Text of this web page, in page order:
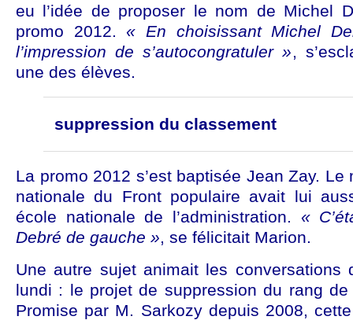
eu l’idée de proposer le nom de Michel
promo 2012.« En choisissant Michel
l’impression de s’autocongratuler »,
une des élèves.
suppression du classement
La promo 2012 s’est baptisée Jean Zay. Le
nationale du Front populaire avait lui
école nationale de l’administration. «
Debré de gauche », se félicitait Marion.
Une autre sujet animait les conversations
lundi : le projet de suppression du rang
Promise par M. Sarkozy depuis 2008,